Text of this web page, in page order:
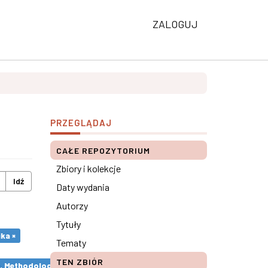
ZALOGUJ
Idź
×
remarks ×
PRZEGLĄDAJ
CAŁE REPOZYTORIUM
Zbiory i kolekcje
Daty wydania
Autorzy
Tytuły
Tematy
TEN ZBIÓR